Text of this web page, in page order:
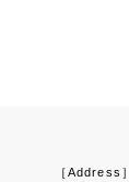
［Address］